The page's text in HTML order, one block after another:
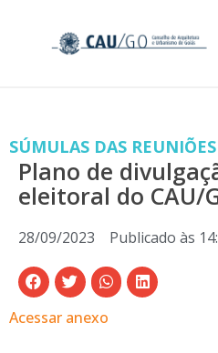
SÚMULAS DAS
Plano de
eleitoral do CAU/
28/09/2023 Publicado às
Acessar anexo